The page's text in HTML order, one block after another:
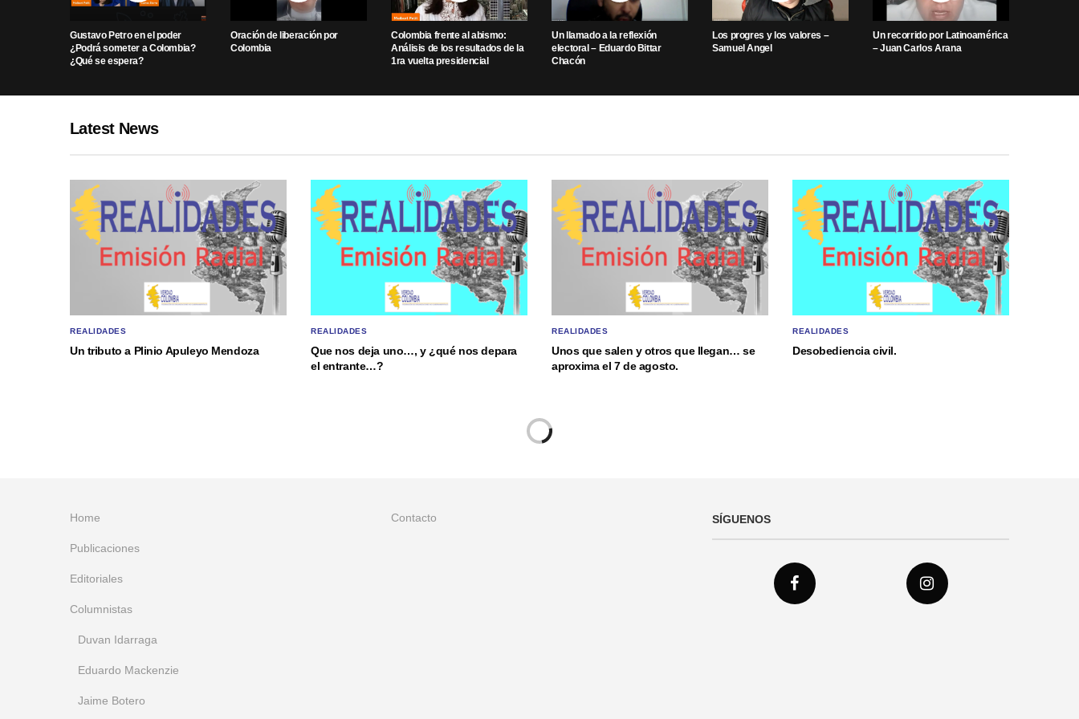
Gustavo Petro en el poder
¿Podrá someter a Colombia?
¿Qué se espera?
Oración de liberación por
Colombia
Colombia frente al abismo:
Análisis de los resultados de la
1ra vuelta presidencial
Un llamado a la reflexión
electoral – Eduardo Bittar
Chacón
Los progres y los valores –
Samuel Angel
Un recorrido por Latinoamérica
– Juan Carlos Arana
Latest News
REALIDADES
Un tributo a Plinio Apuleyo Mendoza
REALIDADES
Que nos deja uno…, y ¿qué nos depara
el entrante…?
REALIDADES
Unos que salen y otros que llegan… se
aproxima el 7 de agosto.
REALIDADES
Desobediencia civil.
Home
Publicaciones
Editoriales
Columnistas
Duvan Idarraga
Eduardo Mackenzie
Jaime Botero
Contacto SÍGUENOS